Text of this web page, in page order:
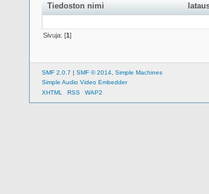
Tiedoston nimi
Sivuja: [1]
SMF 2.0.7 | SMF © 2014 Simple Machines
Simple Audio Video Embedder
XHTML
RSS WAP2